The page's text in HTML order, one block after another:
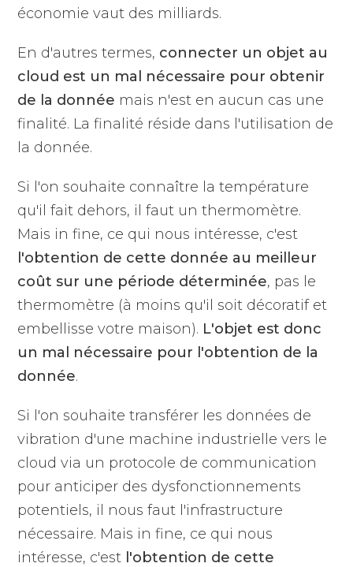
économie vaut des milliards.
En d'autres termes, connecter un objet au
cloud est un mal nécessaire pour obtenir
de la donnée mais n'est en aucun cas une
finalité. La finalité réside dans l'utilisation de
la donnée.
Si l'on souhaite connaître la température
qu'il fait dehors, il faut un thermomètre.
Mais in fine, ce qui nous intéresse, c'est
l'obtention de cette donnée au meilleur
coût sur une période déterminée, pas le
thermomètre (à moins qu'il soit décoratif et
embellisse votre maison). L'objet est donc
un mal nécessaire pour l'obtention de la
donnée.
Si l'on souhaite transférer les données de
vibration d'une machine industrielle vers le
cloud via un protocole de communication
pour anticiper des dysfonctionnements
potentiels, il nous faut l'infrastructure
nécessaire. Mais in fine, ce qui nous
intéresse, c'est l'obtention de cette